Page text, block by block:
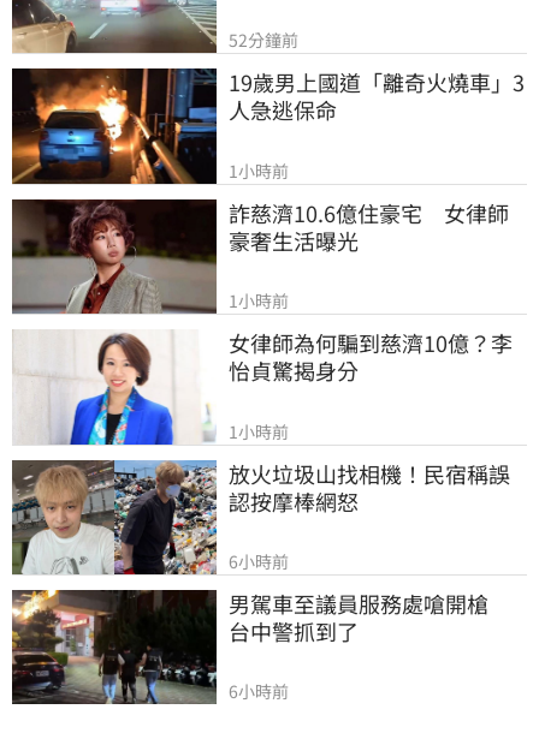
52分鐘前
19歲男上國道「離奇火燒車」3
人急逃保命
1小時前
詐慈濟10.6億住豪宅　女律師
豪奢生活曝光
1小時前
女律師為何騙到慈濟10億？李
怡貞驚揭身分
1小時前
放火垃圾山找相機！民宿稱誤
認按摩棒網怒
6小時前
男駕車至議員服務處嗆開槍
台中警抓到了
6小時前